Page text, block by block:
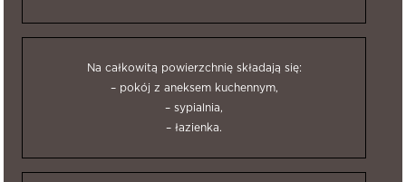
Na całkowitą powierzchnię składają się:
– pokój z aneksem kuchennym,
– sypialnia,
– łazienka.